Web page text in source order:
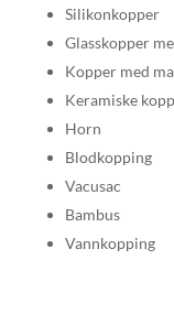
Silikonkopper
Glasskopper
Kopper med
Keramiske
Horn
Blodkopping
Vacusac
Bambus
Vannkopping